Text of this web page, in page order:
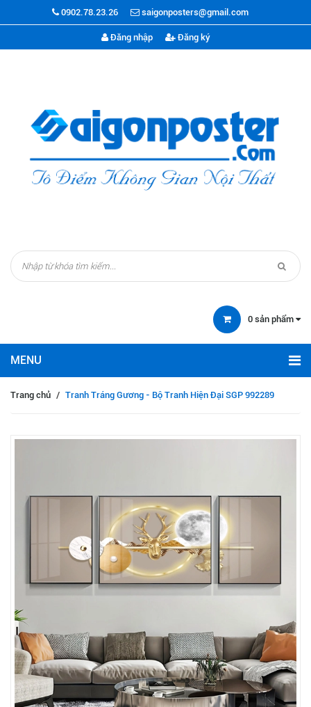
0902.78.23.26 saigonposters@gmail.com
Đăng nhập Đăng ký
0 sản phẩm
Trang chủ / Tranh Tráng Gương - Bộ Tranh Hiện Đại SGP 992289